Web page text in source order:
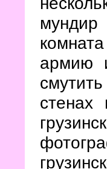
армию
стенах